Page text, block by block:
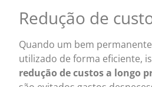
Redução de
Quando um bem
utilizado de forma eficiente,
redução de custos a longo